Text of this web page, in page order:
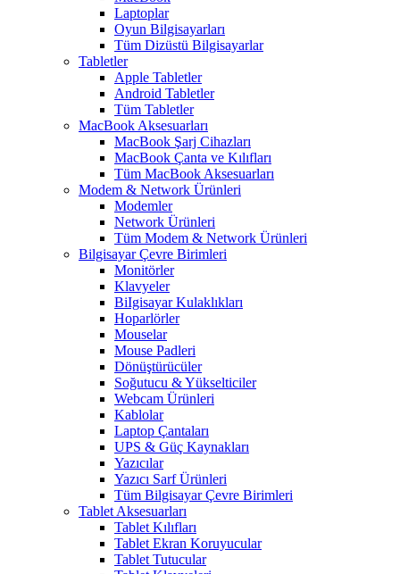
Laptoplar
Oyun Bilgisayarları
Tüm Dizüstü Bilgisayarlar
Tabletler
Apple Tabletler
Android Tabletler
Tüm Tabletler
MacBook Aksesuarları
MacBook Şarj Cihazları
MacBook Çanta ve Kılıfları
Tüm MacBook Aksesuarları
Modem & Network Ürünleri
Modemler
Network Ürünleri
Tüm Modem & Network Ürünleri
Bilgisayar Çevre Birimleri
Monitörler
Klavyeler
BiIgisayar Kulaklıkları
Hoparlörler
Mouselar
Mouse Padleri
Dönüştürücüler
Soğutucu & Yükselticiler
Webcam Ürünleri
Kablolar
Laptop Çantaları
UPS & Güç Kaynakları
Yazıcılar
Yazıcı Sarf Ürünleri
Tüm Bilgisayar Çevre Birimleri
Tablet Aksesuarları
Tablet Kılıfları
Tablet Ekran Koruyucular
Tablet Tutucular